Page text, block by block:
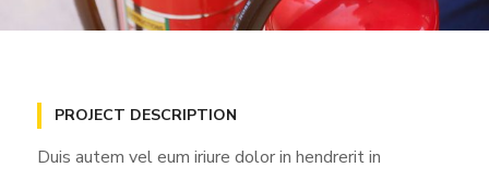
PROJECT DESCRIPTION
Duis autem vel eum iriure dolor in hendrerit in